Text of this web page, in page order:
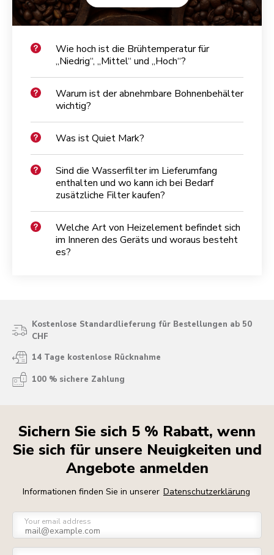
Wie hoch ist die Brühtemperatur für
„Niedrig“, „Mittel“ und „Hoch“?
Warum ist der abnehmbare Bohnenbehälter
wichtig?
Was ist Quiet Mark?
Sind die Wasserfilter im Lieferumfang
enthalten und wo kann ich bei Bedarf
zusätzliche Filter kaufen?
Welche Art von Heizelement befindet sich
im Inneren des Geräts und woraus besteht
es?
Kostenlose Standardlieferung für Bestellungen ab 50
CHF
14 Tage kostenlose Rücknahme
100 % sichere Zahlung
Sichern Sie sich 5 % Rabatt, wenn
Sie sich für unsere Neuigkeiten und
Angebote anmelden
Informationen finden Sie in unserer Datenschutzerklärung
Your email address